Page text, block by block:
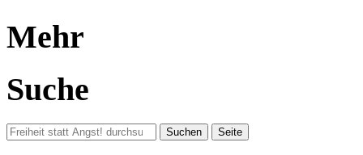
Mehr
Suche